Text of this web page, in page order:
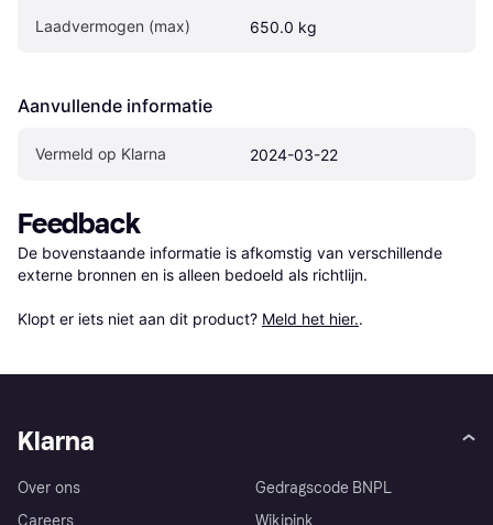
Laadvermogen (max) 650.0 kg
Aanvullende informatie
Vermeld op Klarna 2024-03-22
Feedback
De bovenstaande informatie is afkomstig van verschillende
externe bronnen en is alleen bedoeld als richtlijn.
Klopt er iets niet aan dit product? Meld het hier..
Klarna
Over ons
Careers
Gedragscode BNPL
Wikipink